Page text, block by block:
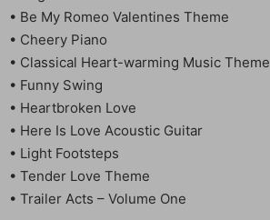
• Be My Romeo Valentines Theme
• Cheery Piano
• Classical Heart-warming Music Theme
• Funny Swing
• Heartbroken Love
• Here Is Love Acoustic Guitar
• Light Footsteps
• Tender Love Theme
• Trailer Acts – Volume One